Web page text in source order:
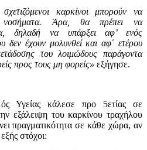
καρκίνοι μπορούν να
Άρα, θα πρέπει να
δηλαδή να υπάρξει αφ’ ενός
έχουν μολυνθεί και αφ΄ ετέρου
του λοιμώδους παράγοντα
προς τους μη φορείς» εξήγησε.
Υγείας κάλεσε προ 5ετίας σε
εξάλειψη του καρκίνου τραχήλου
πραγματικότητα σε κάθε χώρα, αν
στόχοι: